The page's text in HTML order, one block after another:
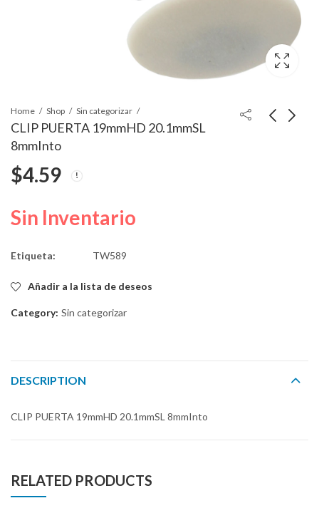
Home Shop Sin categorizar
CLIP PUERTA 19mmHD 20.1mmSL
8mmInto
$4.59
Sin Inventario
Etiqueta: TW589
Añadir a la lista de deseos
Category: Sin categorizar
DESCRIPTION
CLIP PUERTA 19mmHD 20.1mmSL 8mmInto
RELATED PRODUCTS